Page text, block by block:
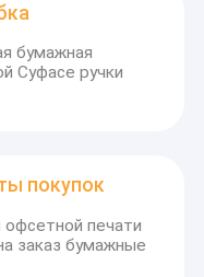
бумажная
Суфасе ручки
покупок
печати
заказ бумажные